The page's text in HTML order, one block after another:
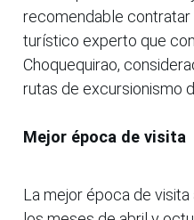
recomendable contratar
turístico experto que
Choquequirao,
rutas de excursionismo
Mejor época de visita
La mejor época de